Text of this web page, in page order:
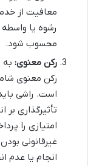
معافیت از
رشوه یا
محسوب شود.
رکن معنوی: به
رکن معنوی
است. راشی
تأثیرگذاری بر
امتیازی را
غیرقانونی
انجام یا عدم